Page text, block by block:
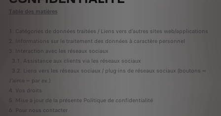
Table des matières
1. Catégories de données traitées / Liens vers d'autres sites web/applications
2. Informations sur le traitement des données à caractère personnel
3. Interaction avec les réseaux sociaux
3.1. Assistance aux clients via les réseaux sociaux
3.2. Liens vers les réseaux sociaux / plug-ins de réseaux sociaux (boutons «
J’aime » par ex.)
4. Vos droits
5. Mise à jour de la présente Politique de confidentialité
6. Pour nous contacter